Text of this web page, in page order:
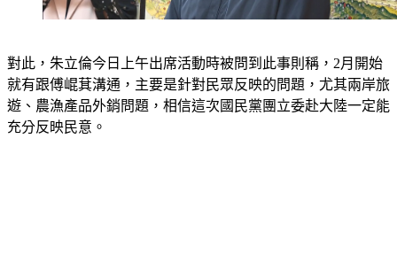
對此，朱立倫今日上午出席活動時被問到此事則稱，2月開始
就有跟傅崐萁溝通，主要是針對民眾反映的問題，尤其兩岸旅
遊、農漁產品外銷問題，相信這次國民黨團立委赴大陸一定能
充分反映民意。